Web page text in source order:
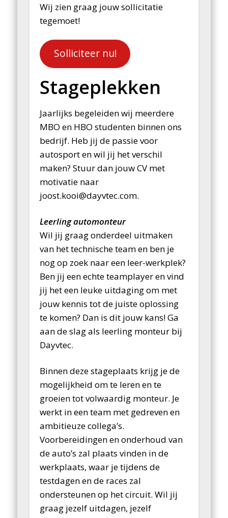
Wij zien graag jouw sollicitatie
tegemoet!
Solliciteer nu!
Stageplekken
Jaarlijks begeleiden wij meerdere
MBO en HBO studenten binnen ons
bedrijf. Heb jij de passie voor
autosport en wil jij het verschil
maken? Stuur dan jouw CV met
motivatie naar
joost.kooi@dayvtec.com.
Leerling automonteur
Wil jij graag onderdeel uitmaken
van het technische team en ben je
nog op zoek naar een leer-werkplek?
Ben jij een echte teamplayer en vind
jij het een leuke uitdaging om met
jouw kennis tot de juiste oplossing
te komen? Dan is dit jouw kans! Ga
aan de slag als leerling monteur bij
Dayvtec.
Binnen deze stageplaats krijg je de
mogelijkheid om te leren en te
groeien tot volwaardig monteur. Je
werkt in een team met gedreven en
ambitieuze collega’s.
Voorbereidingen en onderhoud van
de auto’s zal plaats vinden in de
werkplaats, waar je tijdens de
testdagen en de races zal
ondersteunen op het circuit. Wil jij
graag jezelf uitdagen, jezelf